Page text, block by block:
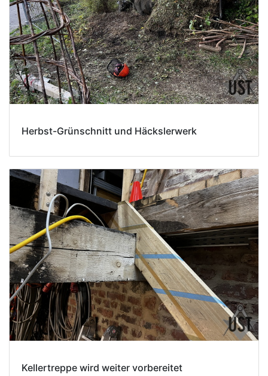
Herbst-Grünschnitt und Häckslerwerk
Kellertreppe wird weiter vorbereitet